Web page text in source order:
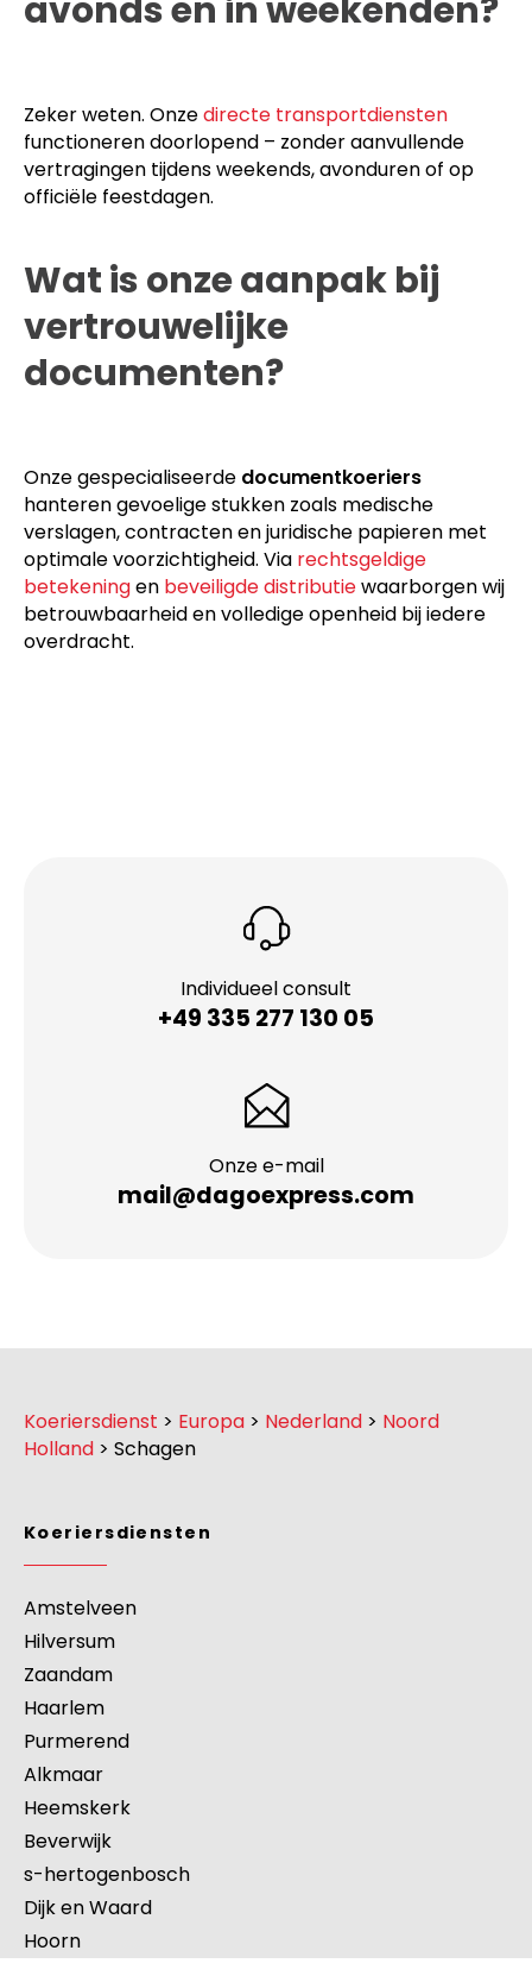
avonds en in weekenden?
Zeker weten. Onzedirecte transportdiensten
functioneren doorlopend – zonder aanvullende
vertragingen tijdens weekends, avonduren of op
officiële feestdagen.
Wat is onze aanpak bij
vertrouwelijke
documenten?
Onze gespecialiseerde documentkoeriers
hanteren gevoelige stukken zoals medische
verslagen, contracten en juridische papieren met
optimale voorzichtigheid. Via rechtsgeldige
betekeningen beveiligde distributiewaarborgen wij
betrouwbaarheid en volledige openheid bij iedere
overdracht.
Individueel consult
+49 335 277 130 05
Onze e-mail
mail@dagoexpress.com
Koeriersdienst > Europa > Nederland > Noord
Holland > Schagen
Koeriersdiensten
Amstelveen
Hilversum
Zaandam
Haarlem
Purmerend
Alkmaar
Heemskerk
Beverwijk
s-hertogenbosch
Dijk en Waard
Hoorn